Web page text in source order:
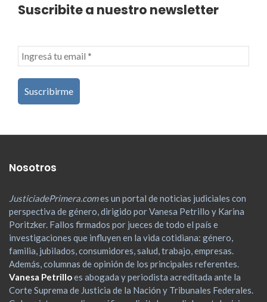
Suscribite a nuestro newsletter
Nosotros
JusticiadePrimera.comes un portal de noticias judiciales con
perspectiva de género, dirigido por Vanesa Petrillo y Karina
Poritzker. Fallos firmados por jueces de todo el país e
investigaciones que influyen en la vida cotidiana: género,
familia, jubilados, consumidores, salud, trabajo, empresas.
Además, columnas de opinión de los principales referentes.
Vanesa Petrilloes abogada y periodista acreditada ante la
Corte Suprema de Justicia de la Nación y Tribunales Federales.